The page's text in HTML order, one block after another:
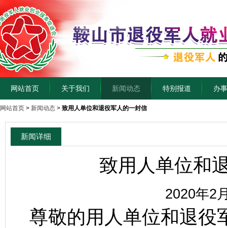
网站首页 关于我们 新闻动态 特别报道 办
网站首页 > 新闻动态 > 致用人单位和退役军人的一封信
新闻详细
致用人单位和
2020年2
尊敬的用人单位和退役